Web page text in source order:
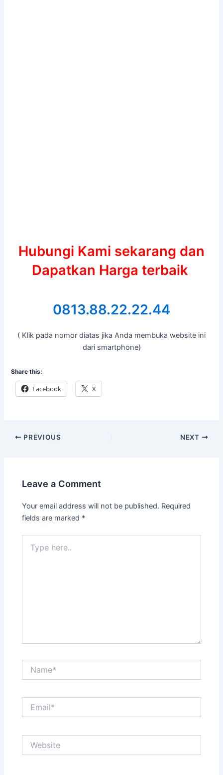
Hubungi Kami sekarang dan
Dapatkan Harga terbaik
0813.88.22.22.44
( Klik pada nomor diatas jika Anda membuka website ini
dari smartphone)
Share this:
Facebook X
PREVIOUS NEXT
Leave a Comment
Your email address will not be published. Required
fields are marked *
here..